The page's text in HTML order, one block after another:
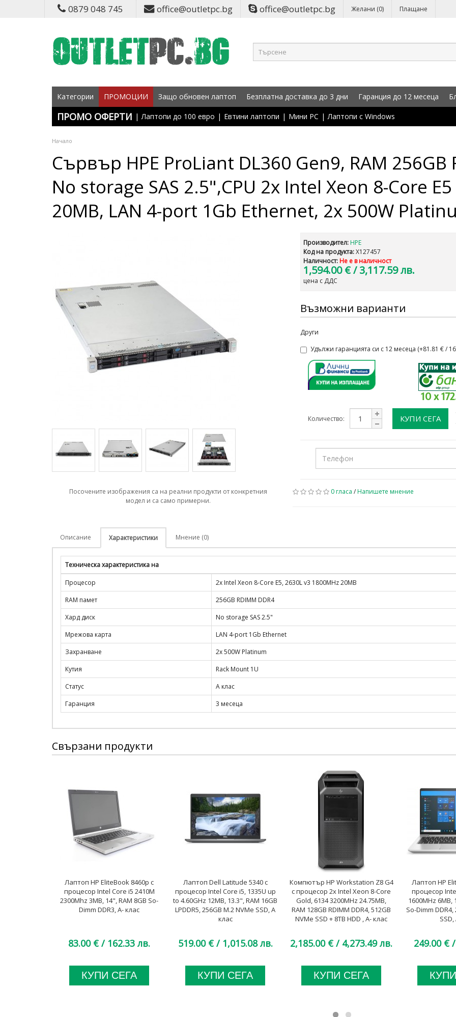
0879 048 745 office@outletpc.bg office@outletpc.bg Желани (0) Плащане
Категории ПРОМОЦИИ Защо обновен лаптоп Безплатна доставка до 3 дни Гаранция до 12 месеца
ПРОМО ОФЕРТИ | Лаптопи до 100 евро | Евтини лаптопи | Мини PC | Лаптопи с Windows
Начало
Сървър HPE ProLiant DL360 Gen9, RAM 256GB
No storage SAS 2.5",CPU 2x Intel Xeon 8-Core
20MB, LAN 4-port 1Gb Ethernet, 2x 500W
Посочените изображения са на реални продукти от конкретния
модел и са само примерни.
Производител: HPE
Код на продукта: X127457
Наличност: Не е в наличност
1,594.00 € / 3,117.59 лв.
цена с ДДС
Възможни варианти
Други
Удължи гаранцията си с 12 месеца (+81.81 € /
10 x
Количество: КУПИ СЕГА
0 гласа /Напишете мнение
Описание Характеристики Мнение (0)
Техническа характеристика на
Процесор
2x Intel Xeon 8-Core E5, 2630L v3 1800MHz 20MB
RAM памет
256GB RDIMM DDR4
Хард диск
No storage SAS 2.5"
Мрежова карта
LAN 4-port 1Gb Ethernet
Захранване
2x 500W Platinum
Кутия
Rack Mount 1U
Статус
A клас
Гаранция
3 месеца
Свързани продукти
Лаптоп HP EliteBook 8460p с
процесор Intel Core i5 2410M
2300Mhz 3MB, 14", RAM 8GB So-
Dimm DDR3, A- клас
83.00 € / 162.33 лв.
КУПИ СЕГА
Лаптоп Dell Latitude 5340 с
процесор Intel Core i5, 1335U up
to 4.60GHz 12MB, 13.3", RAM 16GB
LPDDR5, 256GB M.2 NVMe SSD, A
клас
519.00 €/ 1,015.08 лв.
КУПИ СЕГА
Компютър HP Workstation Z8 G4
с процесор 2x Intel Xeon 8-Core
Gold, 6134 3200MHz 24.75MB,
RAM 128GB RDIMM DDR4, 512GB
NVMe SSD + 8TB HDD , A- клас
2,185.00 € / 4,273.49 лв.
КУПИ СЕГА
Лаптоп HP
процесор
1600MHz 6MB,
So-Dimm DDR4,
SSD,
249.00 €